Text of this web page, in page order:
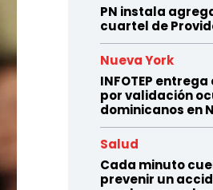
PN instala
cuartel de
Nueva York
INFOTEP
por validación
dominicanos en
Salud
Cada minuto
prevenir un